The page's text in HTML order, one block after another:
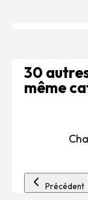
30
même
Précédent